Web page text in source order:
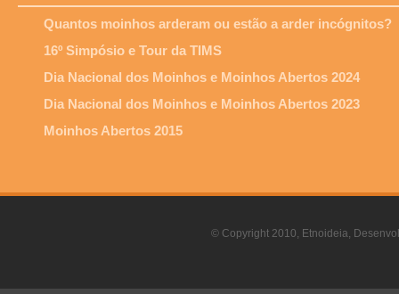
Quantos moinhos arderam ou estão a arder incógnitos?
16º Simpósio e Tour da TIMS
Dia Nacional dos Moinhos e Moinhos Abertos 2024
Dia Nacional dos Moinhos e Moinhos Abertos 2023
Moinhos Abertos 2015
© Copyright 2010, Etnoideia,